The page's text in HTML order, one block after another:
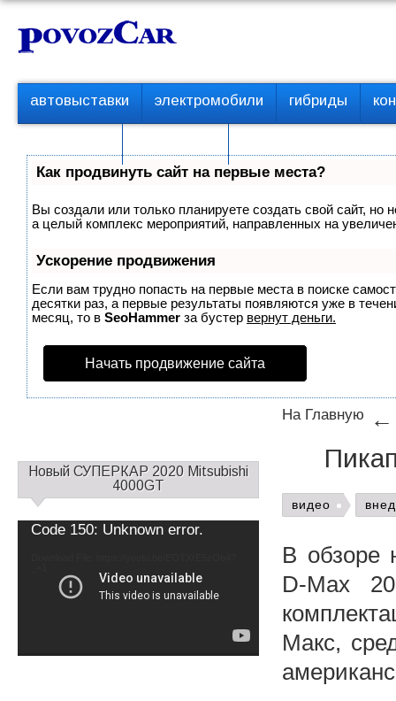
Перейти
контенту
р
о
е
м
е
ю
автовыставки электромобили гибриды
Как продвинуть сайт на первые места?
Вы создали или только планируете создать свой сайт, но
а целый комплекс мероприятий, направленных на
Ускорение продвижения
Если вам трудно попасть на первые места в поиске
десятки раз, а первые результаты появляются уже в
месяц, то в SeoHammer за бустер вернут деньги.
Начать продвижение сайта
На Главную
видео
В обзоре
D-Max
Макс,
С
д
Новый СУПЕРКАР 2020 Mitsubishi
4000GT
Video
Code 150: Unknown error.